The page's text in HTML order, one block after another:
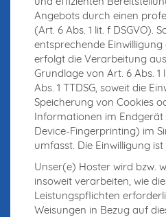
Angebots durch einen
(Art. 6 Abs. 1 lit. f DSGVO).
entsprechende
erfolgt die Verarbeitung
Grundlage von Art. 6 Abs. 1
Abs. 1 TTDSG, soweit die
Speicherung von Cookies
Informationen im Endgerät
Device-Fingerprinting) im
umfasst. Die Einwilligung
Unser(e) Hoster wird bzw.
insoweit verarbeiten, wie
Leistungspflichten
Weisungen in Bezug auf